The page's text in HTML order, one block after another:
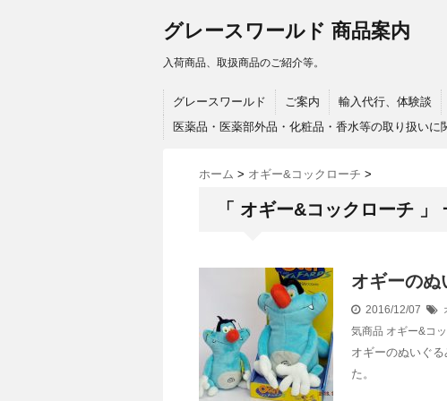
グレースワールド 商品案内
入荷商品、取扱商品のご紹介等。
グレースワールド ご案内 輸入代行、体験談
医薬品・医薬部外品・化粧品・香水等の取り扱いに
ホーム > オギー&コックローチ >
「 オギー&コックローチ 」
オギーのぬ
2016/12/07
気商品 オギー&コ
オギーのぬいぐ
た。